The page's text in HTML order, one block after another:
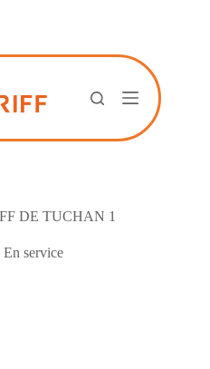
DE TUCHAN 1
En service